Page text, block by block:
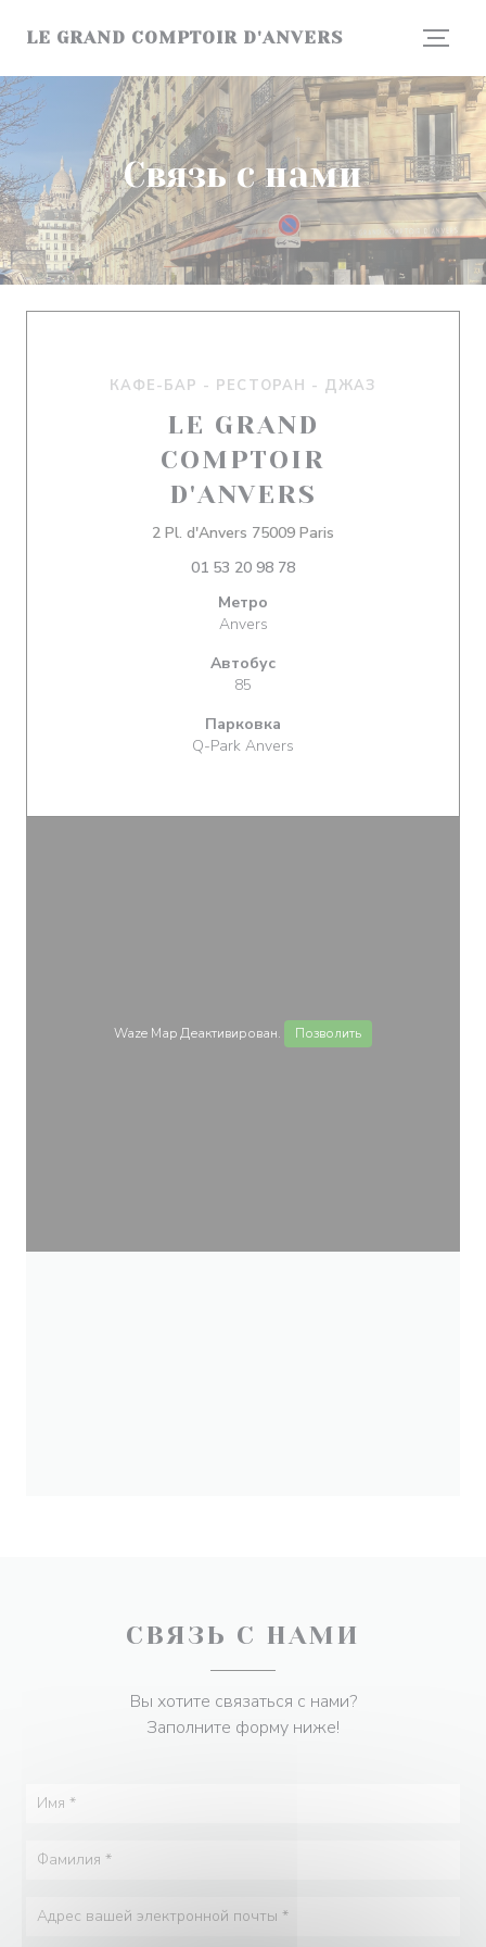
LE GRAND COMPTOIR D'ANVERS
Связь с нами
КАФЕ-БАР - РЕСТОРАН - ДЖАЗ
LE GRAND
COMPTOIR
D'ANVERS
2 Pl. d'Anvers 75009 Paris
01 53 20 98 78
Метро
Anvers
Автобус
85
Парковка
Q-Park Anvers
Waze Map Деактивирован. Позволить
СВЯЗЬ С НАМИ
Вы хотите связаться с нами?
Заполните форму ниже!